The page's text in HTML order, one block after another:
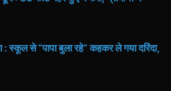
: स्कूल से “पापा बुला रहे” कहकर ले गया दरिंदा,